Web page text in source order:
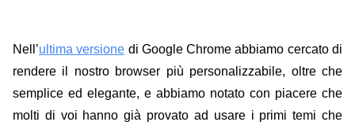
Nell’ultima versione di Google Chrome abbiamo cercato di
rendere il nostro browser più personalizzabile, oltre che
semplice ed elegante, e abbiamo notato con piacere che
molti di voi hanno già provato ad usare i primi temi che